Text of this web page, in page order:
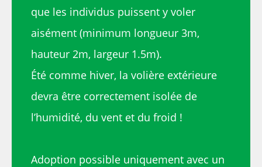
que les individus puissent y voler
aisément (minimum longueur 3m,
hauteur 2m, largeur 1.5m).
Été comme hiver, la volière extérieure
devra être correctement isolée de
l’humidité, du vent et du froid !
Adoption possible uniquement avec un